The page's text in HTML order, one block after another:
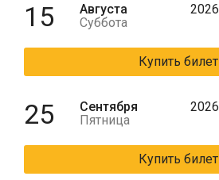
15
Августа
Суббота
2026
Купить билет
25
Сентября
Пятница
2026
Купить билет